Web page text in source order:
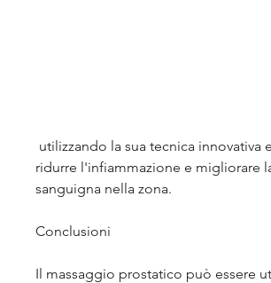
ridurre l'infiammazione e migliorare
sanguigna nella zona.
Conclusioni
Il massaggio prostatico può essere